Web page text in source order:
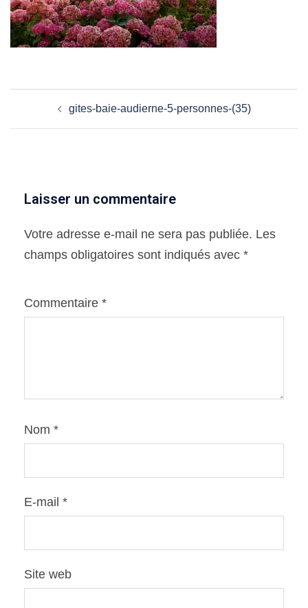
d’articlegites-baie-audierne-5-personnes-(35)
Laisser un commentaire
Votre adresse e-mail ne sera pas publiée. Les
champs obligatoires sont indiqués avec *
Commentaire *
Nom *
E-mail *
Site web